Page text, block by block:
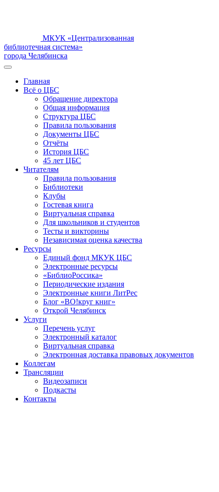
МКУК «Централизованная
библиотечная система»
города Челябинска
Главная
Всё о ЦБС
Обращение директора
Общая информация
Структура ЦБС
Правила пользования
Документы ЦБС
Отчёты
История ЦБС
45 лет ЦБС
Читателям
Правила пользования
Библиотеки
Клубы
Гостевая книга
Виртуальная справка
Для школьников и студентов
Тесты и викторины
Независимая оценка качества
Ресурсы
Единый фонд МКУК ЦБС
Электронные ресурсы
«БиблиоРоссика»
Периодические издания
Электронные книги ЛитРес
Блог «ВО!круг книг»
Открой Челябинск
Услуги
Перечень услуг
Электронный каталог
Виртуальная справка
Электронная доставка правовых документов
Коллегам
Трансляции
Видеозаписи
Подкасты
Контакты